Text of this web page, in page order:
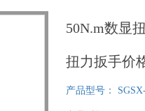
50N.m数显
扭力扳手价
产品型号：